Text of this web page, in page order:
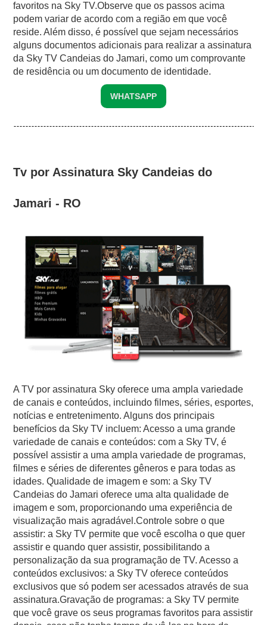
favoritos na Sky TV.Observe que os passos acima
podem variar de acordo com a região em que você
reside. Além disso, é possível que sejam necessários
alguns documentos adicionais para realizar a assinatura
da Sky TV Candeias do Jamari, como um comprovante
de residência ou um documento de identidade.
WHATSAPP
Tv por Assinatura Sky Candeias do
Jamari - RO
A TV por assinatura Sky oferece uma ampla variedade
de canais e conteúdos, incluindo filmes, séries, esportes,
notícias e entretenimento. Alguns dos principais
benefícios da Sky TV incluem: Acesso a uma grande
variedade de canais e conteúdos: com a Sky TV, é
possível assistir a uma ampla variedade de programas,
filmes e séries de diferentes gêneros e para todas as
idades. Qualidade de imagem e som: a Sky TV
Candeias do Jamari oferece uma alta qualidade de
imagem e som, proporcionando uma experiência de
visualização mais agradável.Controle sobre o que
assistir: a Sky TV permite que você escolha o que quer
assistir e quando quer assistir, possibilitando a
personalização da sua programação de TV. Acesso a
conteúdos exclusivos: a Sky TV oferece conteúdos
exclusivos que só podem ser acessados através de sua
assinatura.Gravação de programas: a Sky TV permite
que você grave os seus programas favoritos para assistir